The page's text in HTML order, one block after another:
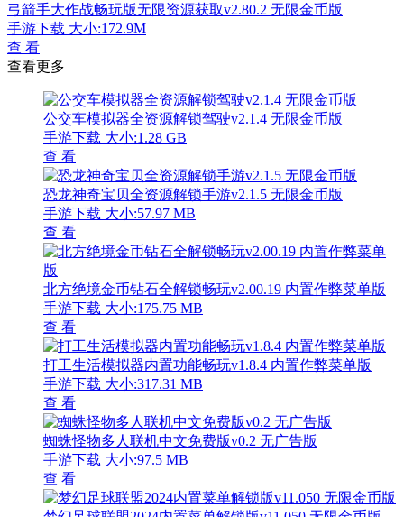
弓箭手大作战畅玩版无限资源获取v2.80.2 无限金币版
手游下载 大小:172.9M
查 看
查看更多
公交车模拟器全资源解锁驾驶v2.1.4 无限金币版
手游下载 大小:1.28 GB
查 看
恐龙神奇宝贝全资源解锁手游v2.1.5 无限金币版
手游下载 大小:57.97 MB
查 看
北方绝境金币钻石全解锁畅玩v2.00.19 内置作弊菜单版
手游下载 大小:175.75 MB
查 看
打工生活模拟器内置功能畅玩v1.8.4 内置作弊菜单版
手游下载 大小:317.31 MB
查 看
蜘蛛怪物多人联机中文免费版v0.2 无广告版
手游下载 大小:97.5 MB
查 看